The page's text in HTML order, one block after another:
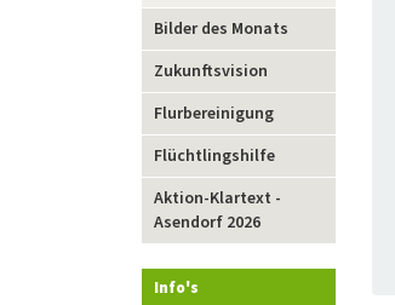
Bilder des Monats
Zukunftsvision
Flurbereinigung
Flüchtlingshilfe
Aktion-Klartext -
Asendorf 2026
Info's